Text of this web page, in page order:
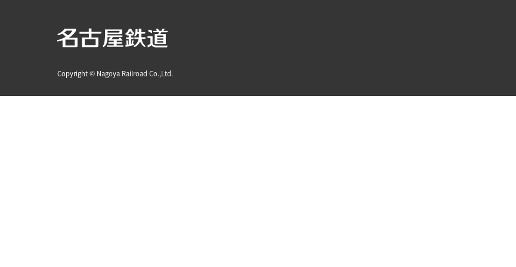
Copyright © Nagoya Railroad Co.,Ltd.